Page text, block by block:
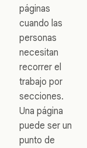
páginas
cuando las
personas
necesitan
recorrer el
trabajo por
secciones.
Una página
puede ser un
punto de